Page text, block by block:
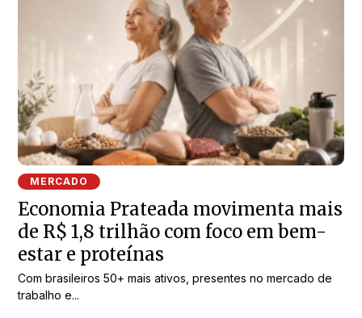
MERCADO
Economia Prateada movimenta mais
de R$ 1,8 trilhão com foco em bem-
estar e proteínas
Com brasileiros 50+ mais ativos, presentes no mercado de
trabalho e...